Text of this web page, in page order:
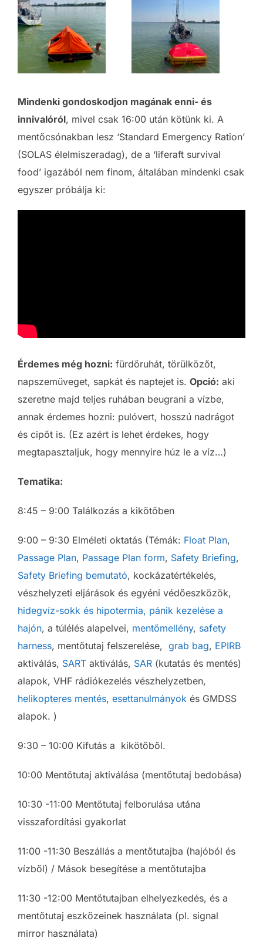
Mindenki gondoskodjon magának enni- és
innivalóról, mivel csak 16:00 után kötünk ki. A
mentőcsónakban lesz ‘Standard Emergency Ration’
(SOLAS élelmiszeradag), de a ‘liferaft survival
food’ igazából nem finom, általában mindenki csak
egyszer próbálja ki:
Érdemes még hozni: fürdőruhát, törülközőt,
napszemüveget, sapkát és naptejet is. Opció: aki
szeretne majd teljes ruhában beugrani a vízbe,
annak érdemes hozni: pulóvert, hosszú nadrágot
és cipőt is. (Ez azért is lehet érdekes, hogy
megtapasztaljuk, hogy mennyire húz le a víz…)
Tematika:
8:45 – 9:00 Találkozás a kikötőben
9:00 – 9:30 Elméleti oktatás (Témák: Float Plan,
Passage Plan, Passage Plan form, Safety Briefing,
Safety Briefing bemutató, kockázatértékelés,
vészhelyzeti eljárások és egyéni védőeszközök,
hidegvíz-sokk és hipotermia, pánik kezelése a
hajón, a túlélés alapelvei, mentőmellény, safety
harness, mentőtutaj felszerelése, grab bag, EPIRB
aktiválás, SART aktiválás, SAR (kutatás és mentés)
alapok, VHF rádiókezelés vészhelyzetben,
helikopteres mentés, esettanulmányok és GMDSS
alapok. )
9:30 – 10:00 Kifutás a kikötőből.
10:00 Mentőtutaj aktiválása (mentőtutaj bedobása)
10:30 -11:00 Mentőtutaj felborulása utána
visszafordítási gyakorlat
11:00 -11:30 Beszállás a mentőtutajba (hajóból és
vízből) / Mások besegítése a mentőtutajba
11:30 -12:00 Mentőtutajban elhelyezkedés, és a
mentőtutaj eszközeinek használata (pl. signal
mirror használata)